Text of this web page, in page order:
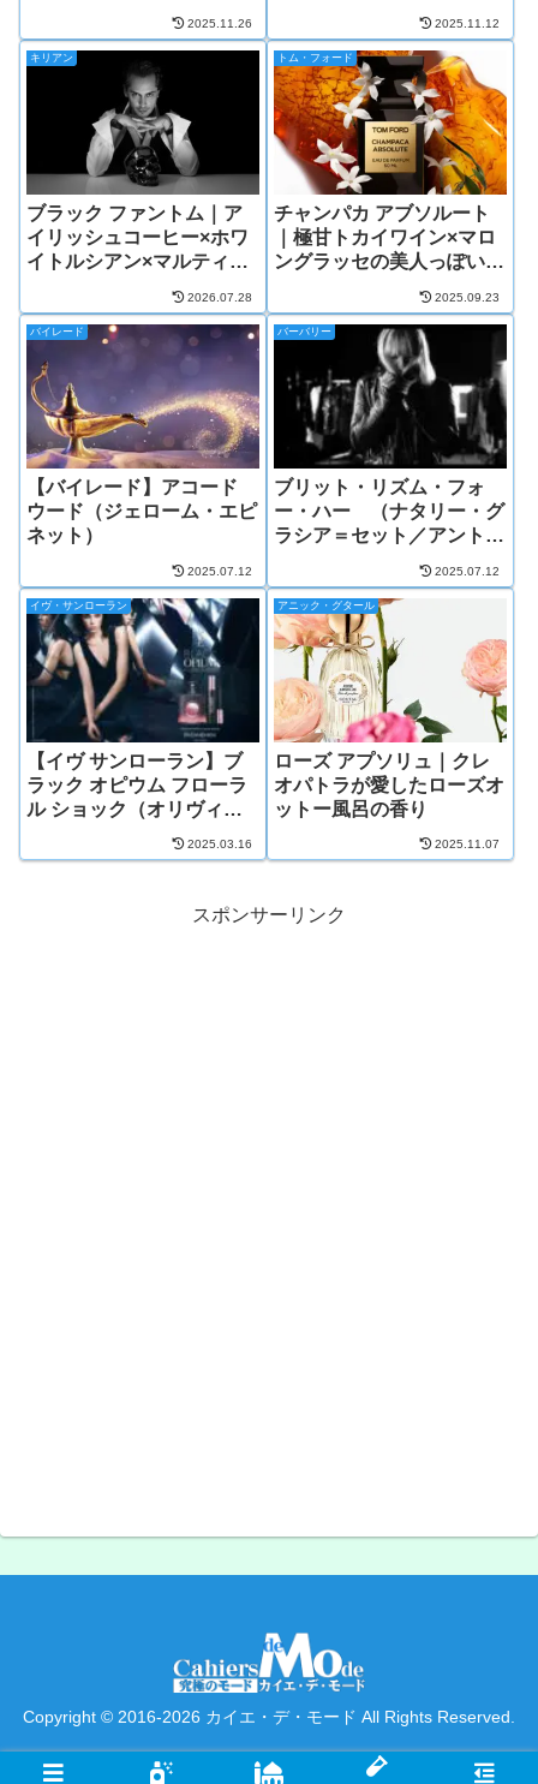
サイバースペースの香り
2025.11.26 2025.11.12
キリアン
ブラック ファントム｜ア
イリッシュコーヒー×ホワ
イトルシアン×マルティニ
ーク島ラムの香り
2026.07.28
トム・フォード
チャンパカ アブソルート
｜極甘トカイワイン×マロ
ングラッセの美人っぽい香
2025.09.23
バイレード
【バイレード】アコード
ウード（ジェローム・エピ
ネット）
2025.07.12
バーバリー
ブリット・リズム・フォ
ー・ハー （ナタリー・グ
ラシア＝セット／アントワ
2025.07.12
イヴ・サンローラン
【イヴ サンローラン】ブ
ラック オピウム フローラ
ル ショック（オリヴィ
エ・クレスプ/マリー・サ
ラマーニュ）
2025.03.16
アニック・グタール
ローズ アプソリュ｜クレ
オパトラが愛したローズオ
ットー風呂の香り
2025.11.07
スポンサーリンク
Copyright © 2016-2026 カイエ・デ・モード All Rights Reserved.